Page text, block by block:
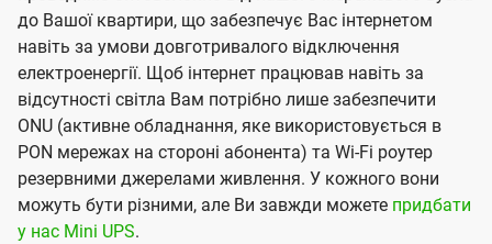
до Вашої квартири, що забезпечує Вас інтернетом
навіть за умови довготривалого відключення
електроенергії. Щоб інтернет працював навіть за
відсутності світла Вам потрібно лише забезпечити
ONU (активне обладнання, яке використовується в
PON мережах на стороні абонента) та Wi-Fi роутер
резервними джерелами живлення. У кожного вони
можуть бути різними, але Ви завжди можете придбати
у нас Mini UPS.